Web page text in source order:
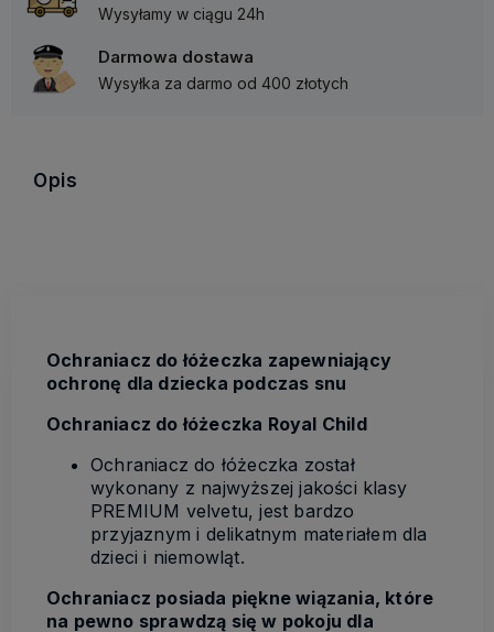
Wysyłamy w ciągu 24h
Darmowa dostawa
Wysyłka za darmo od 400 złotych
Opis
Ochraniacz do łóżeczka zapewniający
ochronę dla dziecka podczas snu
Ochraniacz do łóżeczka Royal Child
Ochraniacz do łóżeczka został
wykonany z najwyższej jakości klasy
PREMIUM velvetu, jest bardzo
przyjaznym i delikatnym materiałem dla
dzieci i niemowląt.
Ochraniacz posiada piękne wiązania, które
na pewno sprawdzą się w pokoju dla